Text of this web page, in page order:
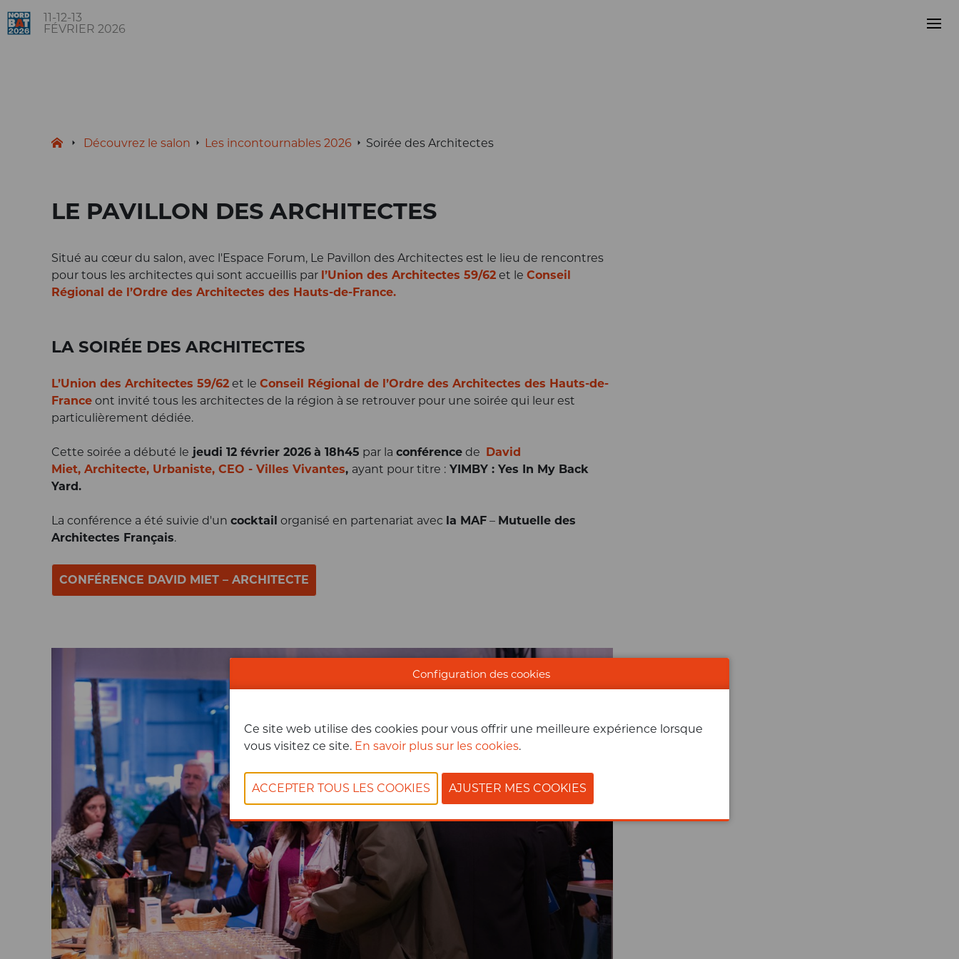
11-12-13
FÉVRIER 2026
Découvrez le salon Les incontournables 2026 Soirée des Architectes
LE PAVILLON DES ARCHITECTES
Situé au cœur du salon, avec l'Espace Forum, Le Pavillon des Architectes est le lieu de rencontres
pour tous les architectes qui sont accueillis par l’Union des Architectes 59/62 et le Conseil
Régional de l’Ordre des Architectes des Hauts-de-France.
LA SOIRÉE DES ARCHITECTES
L’Union des Architectes 59/62 et le Conseil Régional de l’Ordre des Architectes des Hauts-de-
France ont invité tous les architectes de la région à se retrouver pour une soirée qui leur est
particulièrement dédiée.
Cette soirée a débuté le jeudi 12 février 2026 à 18h45 par la conférence de David
Miet, Architecte, Urbaniste, CEO - Villes Vivantes, ayant pour titre : YIMBY : Yes In My Back
Yard.
La conférence a été suivie d'un cocktail organisé en partenariat avec la MAF – Mutuelle des
Architectes Français.
CONFÉRENCE DAVID MIET – ARCHITECTE
Configuration des cookies
Ce site web utilise des cookies pour vous offrir une meilleure expérience lorsque
vous visitez ce site. En savoir plus sur les cookies.